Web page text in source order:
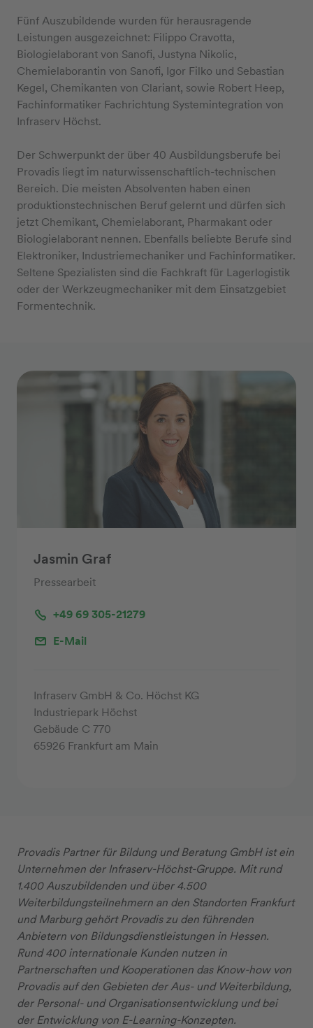
Fünf Auszubildende wurden für herausragende
Leistungen ausgezeichnet: Filippo Cravotta,
Biologielaborant von Sanofi, Justyna Nikolic,
Chemielaborantin von Sanofi, Igor Filko und Sebastian
Kegel, Chemikanten von Clariant, sowie Robert Heep,
Fachinformatiker Fachrichtung Systemintegration von
Infraserv Höchst.
Der Schwerpunkt der über 40 Ausbildungsberufe bei
Provadis liegt im naturwissenschaftlich-technischen
Bereich. Die meisten Absolventen haben einen
produktionstechnischen Beruf gelernt und dürfen sich
jetzt Chemikant, Chemielaborant, Pharmakant oder
Biologielaborant nennen. Ebenfalls beliebte Berufe sind
Elektroniker, Industriemechaniker und Fachinformatiker.
Seltene Spezialisten sind die Fachkraft für Lagerlogistik
oder der Werkzeugmechaniker mit dem Einsatzgebiet
Formentechnik.
Jasmin Graf
Pressearbeit
+49 69 305-21279
E-Mail
Infraserv GmbH & Co. Höchst KG
Industriepark Höchst
Gebäude C 770
65926 Frankfurt am Main
Provadis Partner für Bildung und Beratung GmbH ist ein
Unternehmen der Infraserv-Höchst-Gruppe. Mit rund
1.400 Auszubildenden und über 4.500
Weiterbildungsteilnehmern an den Standorten Frankfurt
und Marburg gehört Provadis zu den führenden
Anbietern von Bildungsdienstleistungen in Hessen.
Rund 400 internationale Kunden nutzen in
Partnerschaften und Kooperationen das Know-how von
Provadis auf den Gebieten der Aus- und Weiterbildung,
der Personal- und Organisationsentwicklung und bei
der Entwicklung von E-Learning-Konzepten.